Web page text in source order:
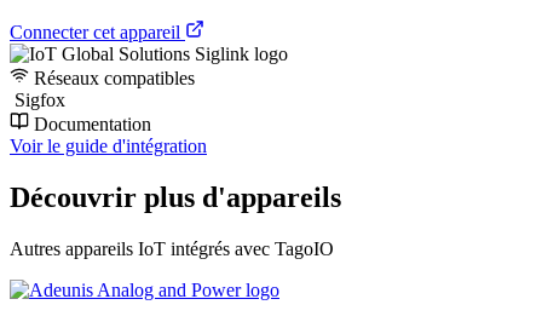
Connecter cet appareil
Réseaux compatibles
Sigfox
Documentation
Voir le guide d'intégration
Découvrir plus d'appareils
Autres appareils IoT intégrés avec TagoIO